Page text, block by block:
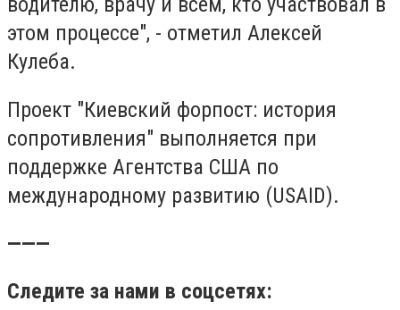
этом процессе", - отметил Алексей
Кулеба.
Проект "Киевский форпост: история
сопротивления" выполняется при
поддержке Агентства США по
международному развитию (USAID).
———
Следите за нами в соцсетях: